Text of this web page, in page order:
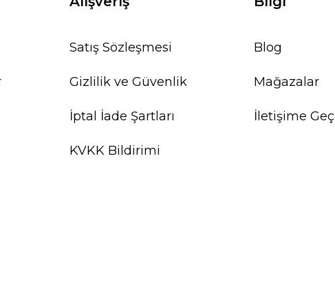
Satış Sözleşmesi
Gizlilik ve Güvenlik
İptal İade Şartları
KVKK Bildirimi
Blog
Mağazalar
İletişime Geç